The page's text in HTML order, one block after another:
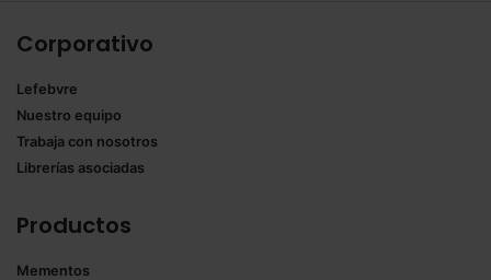
Corporativo
Lefebvre
Nuestro equipo
Trabaja con nosotros
Librerías asociadas
Productos
Mementos